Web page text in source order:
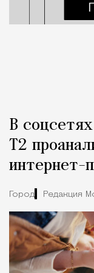
В
Т2
интернет-
Город Редакция